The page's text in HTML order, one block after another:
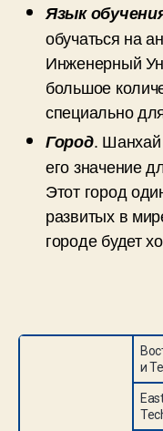
Язык
обучаться на
Инженерный
большое
специально
Город. Шанхай
его значение
Этот город
развитых в
городе будет
и